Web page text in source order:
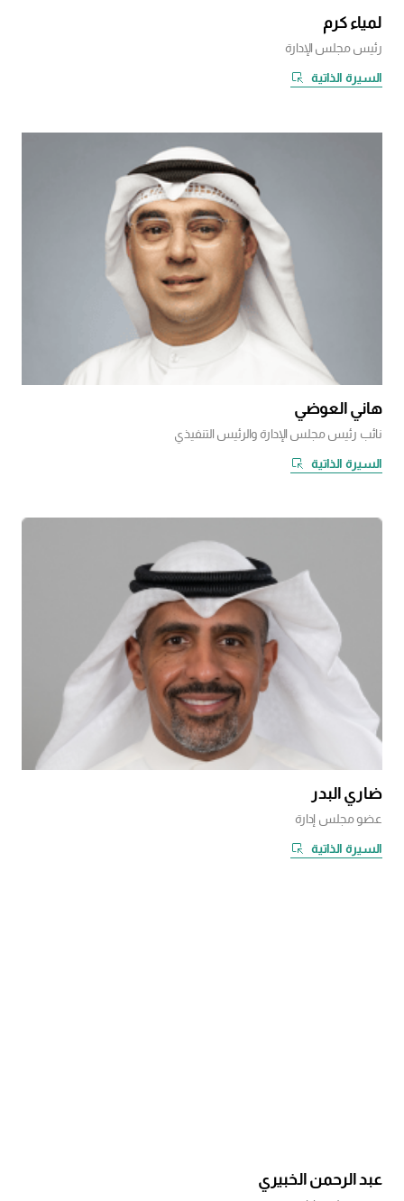
لمياء كرم
رئيس مجلس الإدارة
السيرة الذاتية
هاني العوضي
نائب رئيس مجلس الإدارة والرئيس التنفيذي
السيرة الذاتية
ضاري البدر
عضو مجلس إدارة
السيرة الذاتية
عبد الرحمن الخبيري